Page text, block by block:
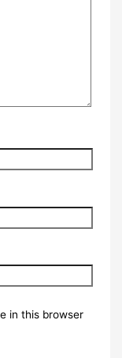
in this browser